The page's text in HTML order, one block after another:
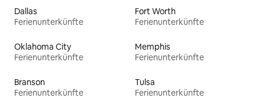
Dallas
Ferienunterkünfte
Fort Worth
Ferienunterkünfte
Oklahoma City
Ferienunterkünfte
Memphis
Ferienunterkünfte
Branson
Ferienunterkünfte
Tulsa
Ferienunterkünfte